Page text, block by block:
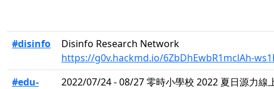
#disinfo
Disinfo Research Network
https://g0v.hackmd.io/6ZbDhEwbR1mclAh-
#edu-
2022/07/24 - 08/27 零時小學校 2022 夏日源力線